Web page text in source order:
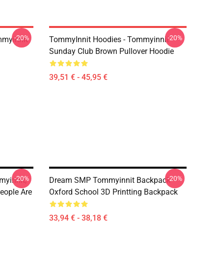
-20%
TommyInnit Hoodies - Tommyinnit
Sunday Club Brown Pullover Hoodie
39,51 € - 45,95 €
-20%
Are
-20%
Dream SMP Tommyinnit Backpack –
Oxford School 3D Printting Backpack
33,94 € - 38,18 €
-20%